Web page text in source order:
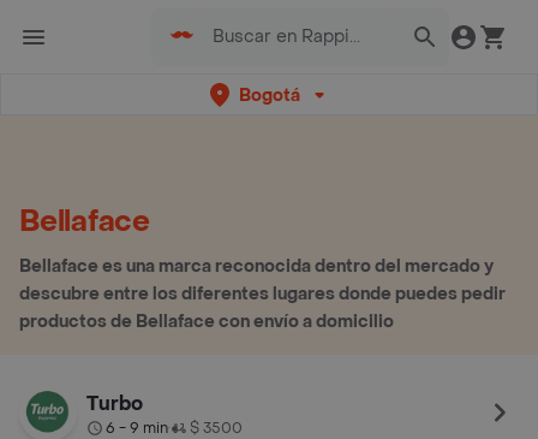
Bogotá
Bellaface
Bellaface es una marca reconocida dentro del mercado y
descubre entre los diferentes lugares donde puedes pedir
productos de Bellaface con envío a domicilio
Turbo
6 - 9 min• $ 3500